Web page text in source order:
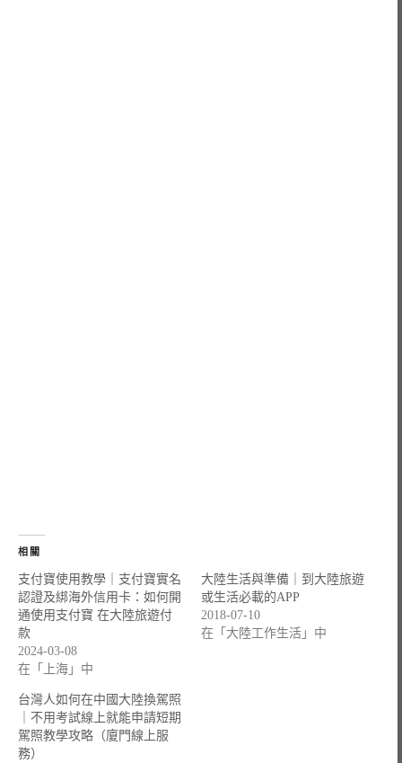
相關
支付寶使用教學｜支付寶實名
認證及綁海外信用卡：如何開
通使用支付寶 在大陸旅遊付
款
2024-03-08
在「上海」中
大陸生活與準備｜到大陸旅遊
或生活必載的APP
2018-07-10
在「大陸工作生活」中
台灣人如何在中國大陸換駕照
｜不用考試線上就能申請短期
駕照教學攻略（廈門線上服
務）